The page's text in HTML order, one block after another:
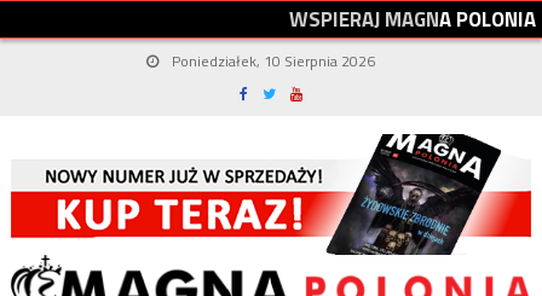
WSPIERAJMAGNAPOLONIA
Poniedziałek, 10 Sierpnia 2026